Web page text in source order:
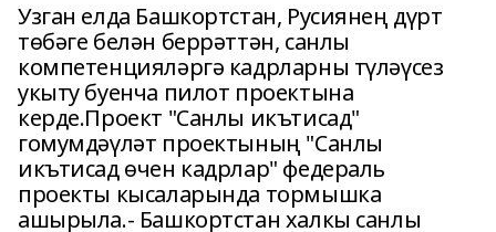
Узган елда Башкортстан, Русиянең дүрт
төбәге белән беррәттән, санлы
компетенцияләргә кадрларны түләүсез
укыту буенча пилот проектына
керде.Проект "Санлы икътисад"
гомумдәүләт проектының "Санлы
икътисад өчен кадрлар" федераль
проекты кысаларында тормышка
ашырыла.- Башкортстан халкы санлы